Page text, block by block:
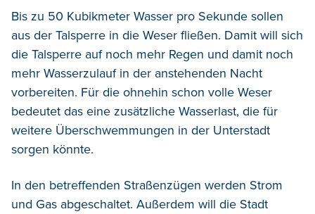
Bis zu 50 Kubikmeter Wasser pro Sekunde sollen
aus der Talsperre in die Weser fließen. Damit will sich
die Talsperre auf noch mehr Regen und damit noch
mehr Wasserzulauf in der anstehenden Nacht
vorbereiten. Für die ohnehin schon volle Weser
bedeutet das eine zusätzliche Wasserlast, die für
weitere Überschwemmungen in der Unterstadt
sorgen könnte.
In den betreffenden Straßenzügen werden Strom
und Gas abgeschaltet. Außerdem will die Stadt